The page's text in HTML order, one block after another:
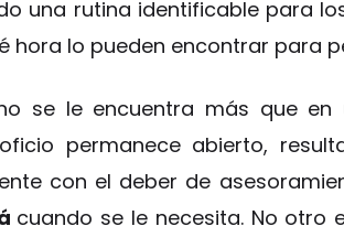
una rutina identificable para
hora lo pueden encontrar para
se le encuentra más que
permanece abierto,
con el deber de
cuando se le necesita. No otro